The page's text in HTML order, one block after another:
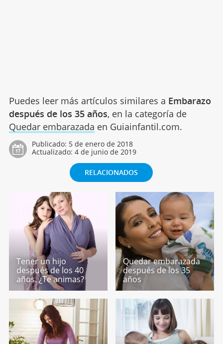
Puedes leer más artículos similares a Embarazo
después de los 35 años, en la categoría de
Quedar embarazada en Guiainfantil.com.
Publicado: 5 de enero de 2018
Actualizado: 4 de junio de 2019
RELACIONADOS
Tener un hijo
después de los 40
años. ¿Te animas?
Quedar embarazada
después de los 35
años